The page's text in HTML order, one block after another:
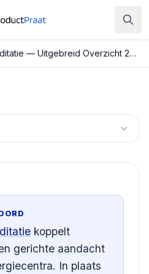
Chakra yoga meditatie — Uitgebreid Overzicht 2026
—
2026
koppelt
gerichte aandacht
In plaats